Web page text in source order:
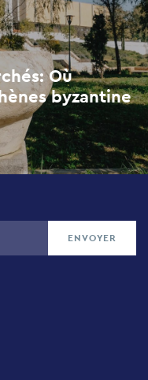
Où
byzantine